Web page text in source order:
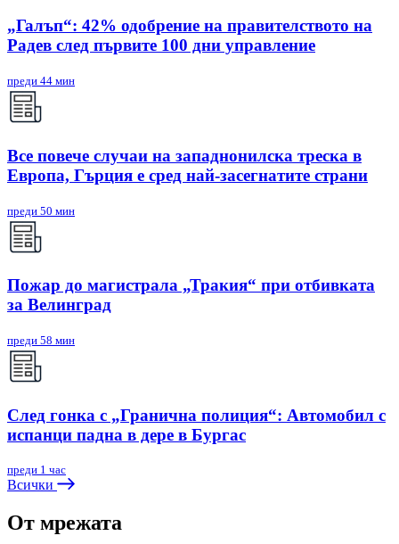
„Галъп“: 42% одобрение на правителството на
Радев след първите 100 дни управление
преди 44 мин
Все повече случаи на западнонилска треска в
Европа, Гърция е сред най-засегнатите страни
преди 50 мин
Пожар до магистрала „Тракия“ при отбивката
за Велинград
преди 58 мин
След гонка с „Гранична полиция“: Автомобил с
испанци падна в дере в Бургас
преди 1 час
Всички
От мрежата